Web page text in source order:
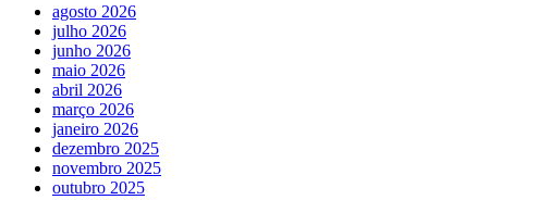
agosto 2026
julho 2026
junho 2026
maio 2026
abril 2026
março 2026
janeiro 2026
dezembro 2025
novembro 2025
outubro 2025